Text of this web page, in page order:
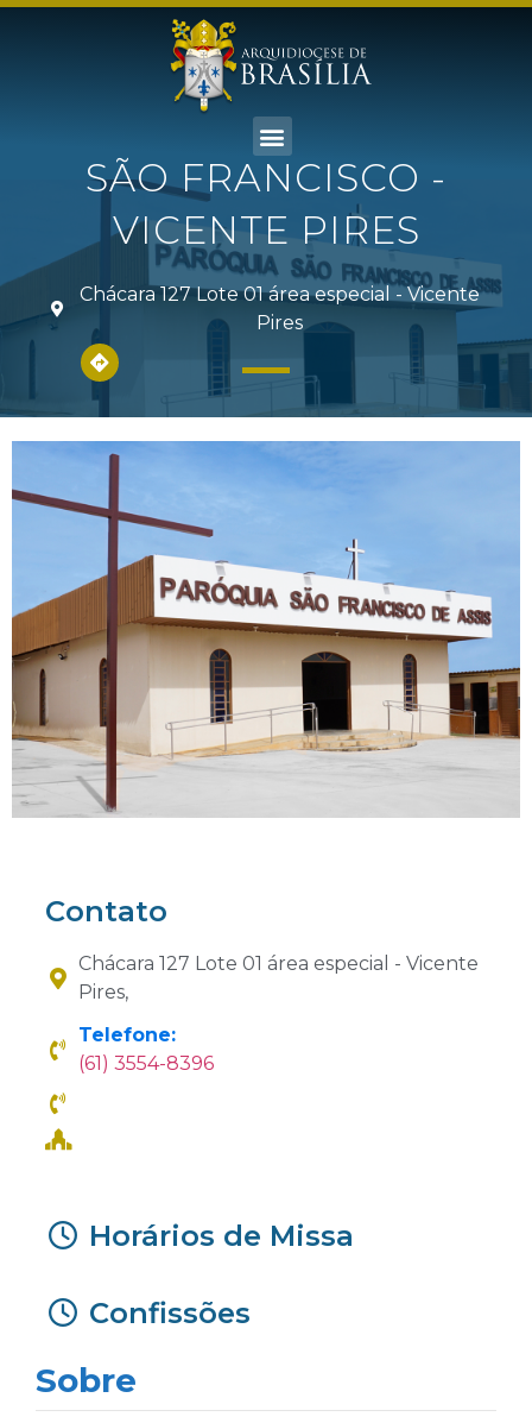
SÃO FRANCISCO -
VICENTE PIRES
Chácara 127 Lote 01 área especial - Vicente
Pires
Contato
Chácara 127 Lote 01 área especial - Vicente
Pires,
Telefone:
(61) 3554-8396
Horários de Missa
Confissões
Sobre